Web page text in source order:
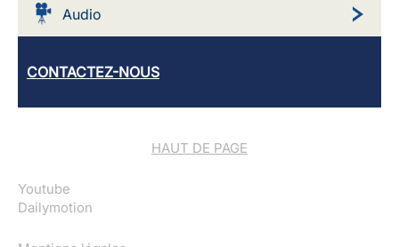
Audio
CONTACTEZ-NOUS
HAUT DE PAGE
Youtube
Dailymotion